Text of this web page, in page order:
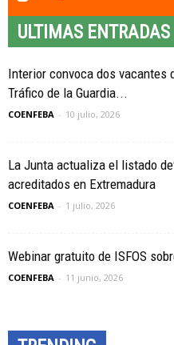
ULTIMAS ENTRADAS
Interior convoca dos vacantes
Tráfico de la Guardia...
COENFEBA - 10 julio, 2026
La Junta actualiza el listado
acreditados en Extremadura
COENFEBA - 1 julio, 2026
Webinar gratuito de ISFOS
COENFEBA - 11 junio, 2026